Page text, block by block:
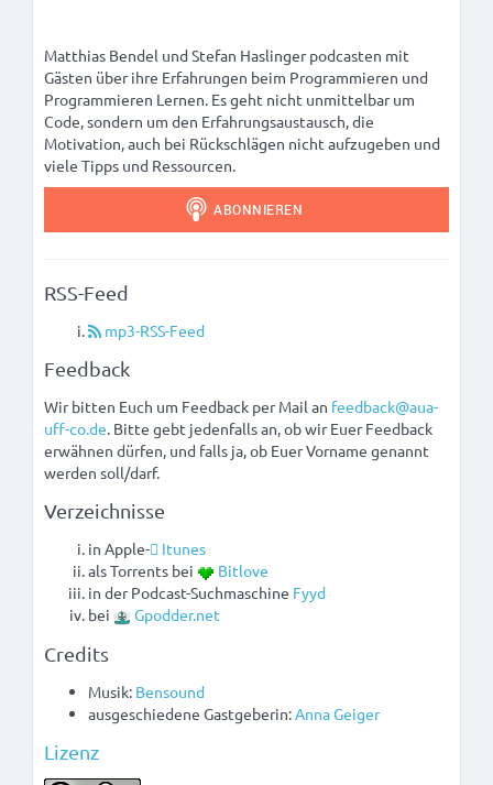
Matthias Bendel und Stefan Haslinger podcasten mit
Gästen über ihre Erfahrungen beim Programmieren und
Programmieren Lernen. Es geht nicht unmittelbar um
Code, sondern um den Erfahrungsaustausch, die
Motivation, auch bei Rückschlägen nicht aufzugeben und
viele Tipps und Ressourcen.
RSS-Feed
mp3-RSS-Feed
Feedback
Wir bitten Euch um Feedback per Mail an feedback@aua-
uff-co.de. Bitte gebt jedenfalls an, ob wir Euer Feedback
erwähnen dürfen, und falls ja, ob Euer Vorname genannt
werden soll/darf.
Verzeichnisse
in Apple-
Itunes
als Torrents bei
Bitlove
in der Podcast-Suchmaschine Fyyd
bei
Gpodder.net
Credits
Musik: Bensound
ausgeschiedene Gastgeberin:Anna Geiger
Lizenz